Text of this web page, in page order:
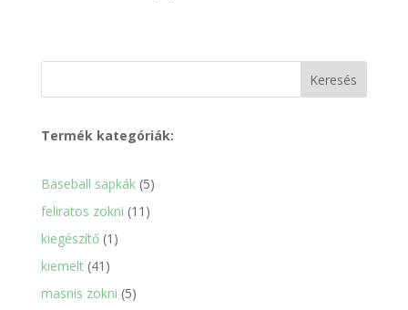
Keresés
Termék kategóriák:
Baseball sapkák 55
feliratos zokni 11 11
kiegészítő 1 1
kiemelt 41 41
termék
masnis zokni 55